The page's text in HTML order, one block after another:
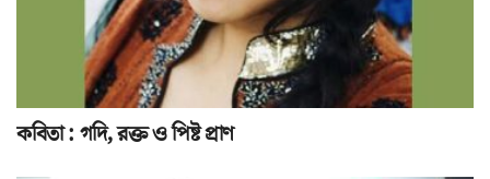
কবিতা : গদি, রক্ত ও পিষ্ট প্রাণ